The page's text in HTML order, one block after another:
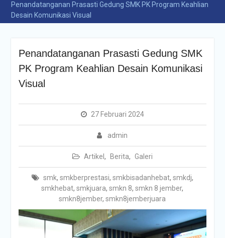
Penandatanganan Prasasti Gedung SMK PK Program Keahlian
Desain Komunikasi Visual
Penandatanganan Prasasti Gedung SMK
PK Program Keahlian Desain Komunikasi
Visual
27 Februari 2024
admin
Artikel , Berita, Galeri
smk, smkberprestasi, smkbisadanhebat, smkdj,
smkhebat,smkjuara,smkn 8,smkn 8 jember,
smkn8jember,smkn8jemberjuara